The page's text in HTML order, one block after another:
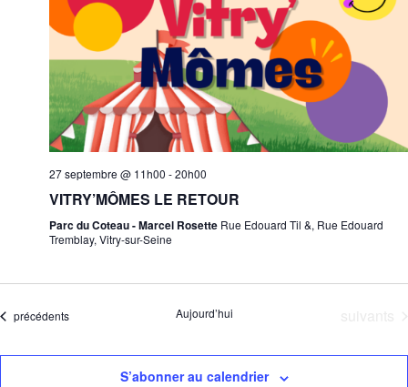
27 septembre @ 11h00 -20h00
VITRY’MÔMES LE RETOUR
Parc du Coteau - Marcel Rosette Rue Edouard Til &, Rue Edouard
Tremblay, Vitry-sur-Seine
Évènements
précédents Aujourd’hui
S’abonner au calendrier